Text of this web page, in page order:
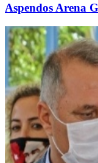
Aspendos Arena